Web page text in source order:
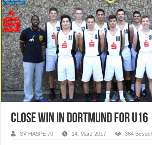
Close Win in Dortmund for u16
SV HASPE 70 14. März 2017 364